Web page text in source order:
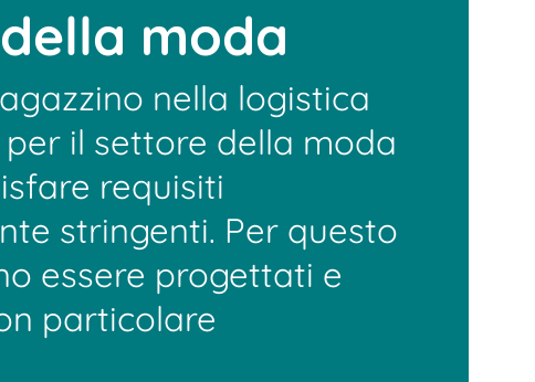
moda
nella logistica
il settore della moda
requisiti
stringenti. Per questo
essere progettati e
particolare